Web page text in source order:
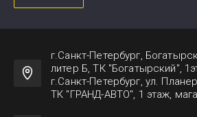
г.Санкт-Петербург,
литер Б, ТК "Богатырский",
г.Санкт-Петербург, ул.
ТК "ГРАНД-АВТО", 1 этаж,